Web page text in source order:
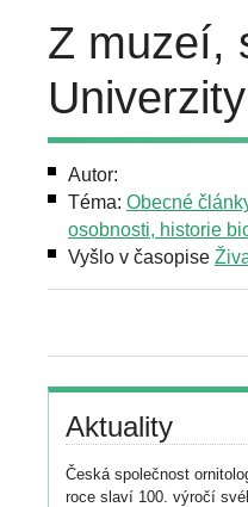
Z muzeí,
Autor:
Téma: Obecné
osobnosti, historie
Vyšlo v časopise
Aktuality
Česká společnost
roce slaví 100. výročí